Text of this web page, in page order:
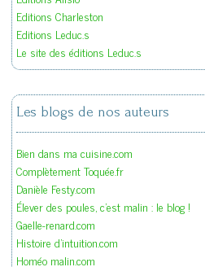
Editions Charleston
Editions Leduc.s
Le site des éditions Leduc.s
Les blogs de nos auteurs
Bien dans ma cuisine.com
Complètement Toquée.fr
Danièle Festy.com
Élever des poules, c'est malin : le blog !
Gaelle-renard.com
Histoire d'intuition.com
Homéo malin.com